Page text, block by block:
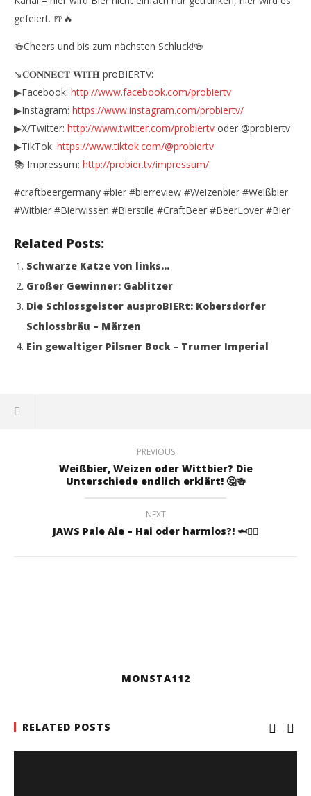
gefeiert. 🍺🔥
🍻Cheers und bis zum nächsten Schluck!🍻
↘️𝐂𝐎𝐍𝐍𝐄𝐂𝐓 𝐖𝐈𝐓𝐇 proBIERTV:
▶Facebook: http://www.facebook.com/probiertv
▶Instagram: https://www.instagram.com/probiertv/
▶X/Twitter: http://www.twitter.com/probiertv oder @probiertv
▶TikTok: https://www.tiktok.com/@probiertv
📚 Impressum: http://probier.tv/impressum/
#craftbeergermany #bier #bierreview #Weizenbier #Weißbier
#Witbier #Bierwissen #Bierstile #CraftBeer #BeerLover #Bier
Related Posts:
Schwarze Katze von links…
Großer Gewinner: Gablitzer
Die Schlossgeister ausproBIERt: Kobersdorfer
Schlossbräu – Märzen
Ein gewaltiger Pilsner Bock – Trumer Imperial
PREVIOUS
Weißbier, Weizen oder Wittbier? Die
Unterschiede endlich erklärt! 🤔🍻
NEXT
JAWS Pale Ale – Hai oder harmlos?! 🦈🏴‍☠️
MONSTA112
RELATED POSTS